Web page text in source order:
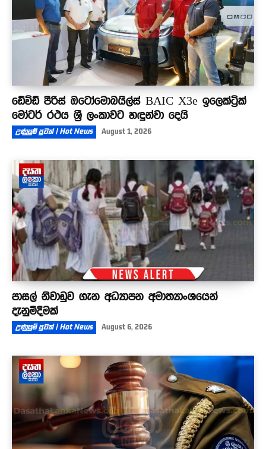
ඩේවිඩ් පීරිස් ඔටෝමොබයිල්ස් BAIC X3e ඉලෙක්ට්‍රික්
මෝටර් රථය ශ්‍රී ලංකාවට හඳුන්වා දෙයි
උණුසුම් පුවත් | Hot News August 1, 2026
පාසල් නිවාඩුව ගැන අධ්‍යාපන අමාත්‍යාංශයෙන්
දැනුම්දීමක්
උණුසුම් පුවත් | Hot News August 6, 2026